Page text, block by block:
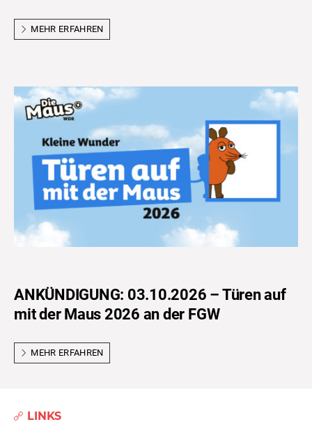
MEHR ERFAHREN
ANKÜNDIGUNG: 03.10.2026 – Türen auf
mit der Maus 2026 an der FGW
MEHR ERFAHREN
LINKS